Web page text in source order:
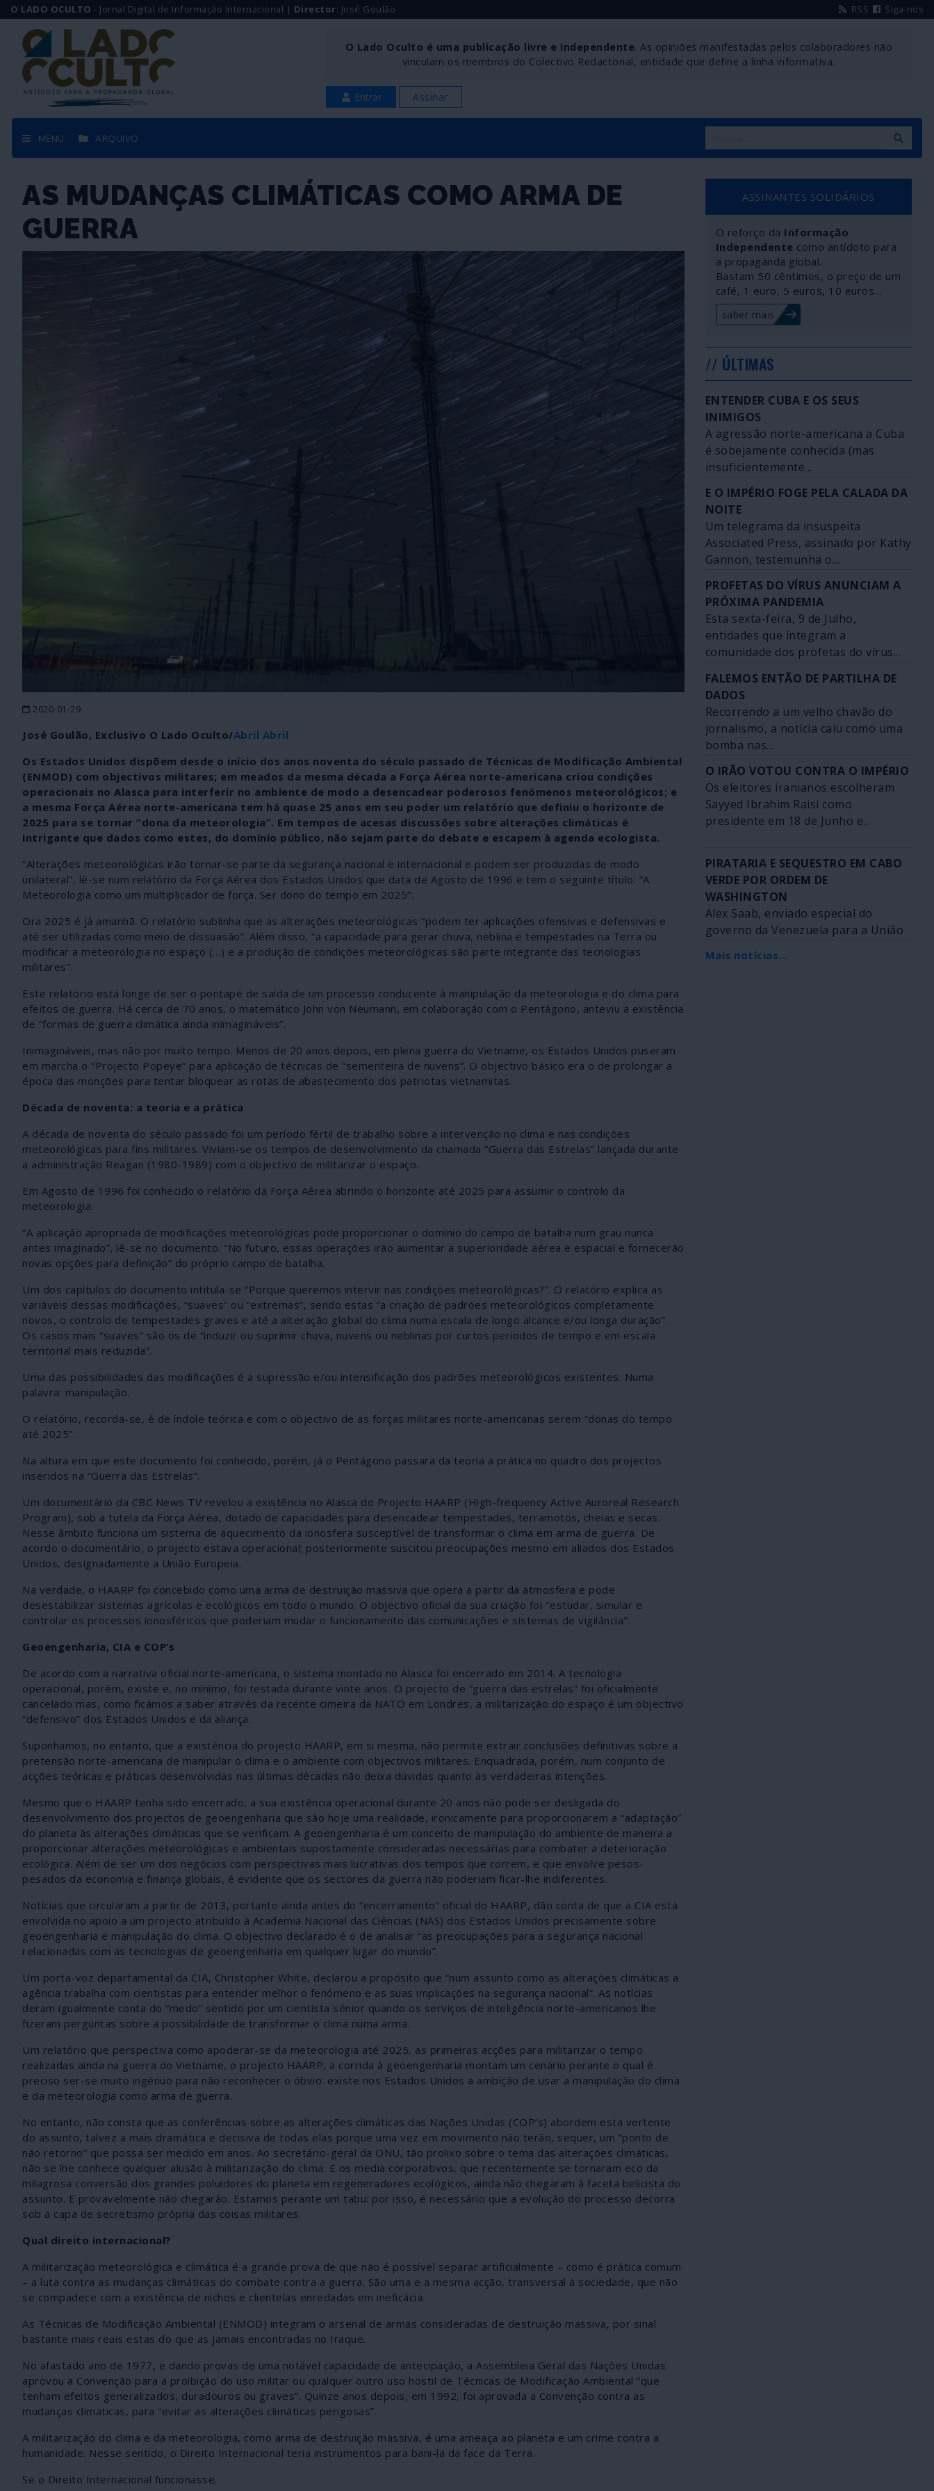
O LADO OCULTO - Jornal Digital de Informação Internacional | Director: José Goulão RSS Siga-nos
O Lado Oculto é uma publicação livre e independente. As opiniões manifestadas pelos colaboradores não
vinculam os membros do Colectivo Redactorial, entidade que define a linha informativa.
Entrar Assinar
MENU ARQUIVO
AS MUDANÇAS CLIMÁTICAS COMO ARMA DE
GUERRA
2020-01-29
José Goulão, Exclusivo O Lado Oculto/Abril Abril
Os Estados Unidos dispõem desde o início dos anos noventa do século passado de Técnicas de Modificação Ambiental
(ENMOD) com objectivos militares; em meados da mesma década a Força Aérea norte-americana criou condições
operacionais no Alasca para interferir no ambiente de modo a desencadear poderosos fenómenos meteorológicos; e
a mesma Força Aérea norte-americana tem há quase 25 anos em seu poder um relatório que definiu o horizonte de
2025 para se tornar “dona da meteorologia”. Em tempos de acesas discussões sobre alterações climáticas é
intrigante que dados como estes, do domínio público, não sejam parte do debate e escapem à agenda ecologista.
“Alterações meteorológicas irão tornar-se parte da segurança nacional e internacional e podem ser produzidas de modo
unilateral”, lê-se num relatório da Força Aérea dos Estados Unidos que data de Agosto de 1996 e tem o seguinte título: “A
Meteorologia como um multiplicador de força. Ser dono do tempo em 2025”.
Ora 2025 é já amanhã. O relatório sublinha que as alterações meteorológicas “podem ter aplicações ofensivas e defensivas e
até ser utilizadas como meio de dissuasão”. Além disso, “a capacidade para gerar chuva, neblina e tempestades na Terra ou
modificar a meteorologia no espaço (…) e a produção de condições meteorológicas são parte integrante das tecnologias
militares”.
Este relatório está longe de ser o pontapé de saída de um processo conducente à manipulação da meteorologia e do clima para
efeitos de guerra. Há cerca de 70 anos, o matemático John von Neumann, em colaboração com o Pentágono, anteviu a existência
de “formas de guerra climática ainda inimagináveis”.
Inimagináveis, mas não por muito tempo. Menos de 20 anos depois, em plena guerra do Vietname, os Estados Unidos puseram
em marcha o “Projecto Popeye” para aplicação de técnicas de “sementeira de nuvens”. O objectivo básico era o de prolongar a
época das monções para tentar bloquear as rotas de abastecimento dos patriotas vietnamitas.
Década de noventa: a teoria e a prática
A década de noventa do século passado foi um período fértil de trabalho sobre a intervenção no clima e nas condições
meteorológicas para fins militares. Viviam-se os tempos de desenvolvimento da chamada “Guerra das Estrelas” lançada durante
a administração Reagan (1980-1989) com o objectivo de militarizar o espaço.
Em Agosto de 1996 foi conhecido o relatório da Força Aérea abrindo o horizonte até 2025 para assumir o controlo da
meteorologia.
“A aplicação apropriada de modificações meteorológicas pode proporcionar o domínio do campo de batalha num grau nunca
antes imaginado”, lê-se no documento. “No futuro, essas operações irão aumentar a superioridade aérea e espacial e fornecerão
novas opções para definição” do próprio campo de batalha.
Um dos capítulos do documento intitula-se “Porque queremos intervir nas condições meteorológicas?”. O relatório explica as
variáveis dessas modificações, “suaves” ou “extremas”, sendo estas “a criação de padrões meteorológicos completamente
novos, o controlo de tempestades graves e até a alteração global do clima numa escala de longo alcance e/ou longa duração”.
Os casos mais “suaves” são os de “induzir ou suprimir chuva, nuvens ou neblinas por curtos períodos de tempo e em escala
territorial mais reduzida”.
Uma das possibilidades das modificações é a supressão e/ou intensificação dos padrões meteorológicos existentes. Numa
palavra: manipulação.
O relatório, recorda-se, é de índole teórica e com o objectivo de as forças militares norte-americanas serem “donas do tempo
até 2025”.
Na altura em que este documento foi conhecido, porém, já o Pentágono passara da teoria à prática no quadro dos projectos
inseridos na “Guerra das Estrelas”.
Um documentário da CBC News TV revelou a existência no Alasca do Projecto HAARP (High-frequency Active Auroreal Research
Program), sob a tutela da Força Aérea, dotado de capacidades para desencadear tempestades, terramotos, cheias e secas.
Nesse âmbito funciona um sistema de aquecimento da ionosfera susceptível de transformar o clima em arma de guerra. De
acordo o documentário, o projecto estava operacional; posteriormente suscitou preocupações mesmo em aliados dos Estados
Unidos, designadamente a União Europeia.
Na verdade, o HAARP foi concebido como uma arma de destruição massiva que opera a partir da atmosfera e pode
desestabilizar sistemas agrícolas e ecológicos em todo o mundo. O objectivo oficial da sua criação foi "estudar, simular e
controlar os processos ionosféricos que poderiam mudar o funcionamento das comunicações e sistemas de vigilância".
Geoengenharia, CIA e COP’s
De acordo com a narrativa oficial norte-americana, o sistema montado no Alasca foi encerrado em 2014. A tecnologia
operacional, porém, existe e, no mínimo, foi testada durante vinte anos. O projecto de “guerra das estrelas” foi oficialmente
cancelado mas, como ficámos a saber através da recente cimeira da NATO em Londres, a militarização do espaço é um objectivo
“defensivo” dos Estados Unidos e da aliança.
Suponhamos, no entanto, que a existência do projecto HAARP, em si mesma, não permite extrair conclusões definitivas sobre a
pretensão norte-americana de manipular o clima e o ambiente com objectivos militares. Enquadrada, porém, num conjunto de
acções teóricas e práticas desenvolvidas nas últimas décadas não deixa dúvidas quanto às verdadeiras intenções.
Mesmo que o HAARP tenha sido encerrado, a sua existência operacional durante 20 anos não pode ser desligada do
desenvolvimento dos projectos de geoengenharia que são hoje uma realidade, ironicamente para proporcionarem a “adaptação”
do planeta às alterações climáticas que se verificam. A geoengenharia é um conceito de manipulação do ambiente de maneira a
proporcionar alterações meteorológicas e ambientais supostamente consideradas necessárias para combater a deterioração
ecológica. Além de ser um dos negócios com perspectivas mais lucrativas dos tempos que correm, e que envolve pesos-
pesados da economia e finança globais, é evidente que os sectores da guerra não poderiam ficar-lhe indiferentes.
Notícias que circularam a partir de 2013, portanto ainda antes do “encerramento” oficial do HAARP, dão conta de que a CIA está
envolvida no apoio a um projecto atribuído à Academia Nacional das Ciências (NAS) dos Estados Unidos precisamente sobre
geoengenharia e manipulação do clima. O objectivo declarado é o de analisar “as preocupações para a segurança nacional
relacionadas com as tecnologias de geoengenharia em qualquer lugar do mundo”.
Um porta-voz departamental da CIA, Christopher White, declarou a propósito que “num assunto como as alterações climáticas a
agência trabalha com cientistas para entender melhor o fenómeno e as suas implicações na segurança nacional”. As notícias
deram igualmente conta do “medo” sentido por um cientista sénior quando os serviços de inteligência norte-americanos lhe
fizeram perguntas sobre a possibilidade de transformar o clima numa arma.
Um relatório que perspectiva como apoderar-se da meteorologia até 2025, as primeiras acções para militarizar o tempo
realizadas ainda na guerra do Vietname, o projecto HAARP, a corrida à geoengenharia montam um cenário perante o qual é
preciso ser-se muito ingénuo para não reconhecer o óbvio: existe nos Estados Unidos a ambição de usar a manipulação do clima
e da meteorologia como arma de guerra.
No entanto, não consta que as conferências sobre as alterações climáticas das Nações Unidas (COP’s) abordem esta vertente
do assunto, talvez a mais dramática e decisiva de todas elas porque uma vez em movimento não terão, sequer, um “ponto de
não retorno” que possa ser medido em anos. Ao secretário-geral da ONU, tão prolixo sobre o tema das alterações climáticas,
não se lhe conhece qualquer alusão à militarização do clima. E os media corporativos, que recentemente se tornaram eco da
milagrosa conversão dos grandes poluidores do planeta em regeneradores ecológicos, ainda não chegaram à faceta belicista do
assunto. E provavelmente não chegarão. Estamos perante um tabu: por isso, é necessário que a evolução do processo decorra
sob a capa de secretismo própria das coisas militares.
Qual direito internacional?
A militarização meteorológica e climática é a grande prova de que não é possível separar artificialmente – como é prática comum
– a luta contra as mudanças climáticas do combate contra a guerra. São uma e a mesma acção, transversal à sociedade, que não
se compadece com a existência de nichos e clientelas enredadas em ineficácia.
As Técnicas de Modificação Ambiental (ENMOD) integram o arsenal de armas consideradas de destruição massiva, por sinal
bastante mais reais estas do que as jamais encontradas no Iraque.
No afastado ano de 1977, e dando provas de uma notável capacidade de antecipação, a Assembleia Geral das Nações Unidas
aprovou a Convenção para a proibição do uso militar ou qualquer outro uso hostil de Técnicas de Modificação Ambiental “que
tenham efeitos generalizados, duradouros ou graves”. Quinze anos depois, em 1992, foi aprovada a Convenção contra as
mudanças climáticas, para “evitar as alterações climáticas perigosas”.
A militarização do clima e da meteorologia, como arma de destruição massiva, é uma ameaça ao planeta e um crime contra a
humanidade. Nesse sentido, o Direito Internacional teria instrumentos para bani-la da face da Terra.
Se o Direito Internacional funcionasse.
ASSINANTES SOLIDÁRIOS
O reforço da Informação
Independente como antídoto para
a propaganda global.
Bastam 50 cêntimos, o preço de um
café, 1 euro, 5 euros, 10 euros…
saber mais
// ÚLTIMAS
ENTENDER CUBA E OS SEUS
INIMIGOS
A agressão norte-americana a Cuba
é sobejamente conhecida (mas
insuficientemente...
E O IMPÉRIO FOGE PELA CALADA DA
NOITE
Um telegrama da insuspeita
Associated Press, assinado por Kathy
Gannon, testemunha o...
PROFETAS DO VÍRUS ANUNCIAM A
PRÓXIMA PANDEMIA
Esta sexta-feira, 9 de Julho,
entidades que integram a
comunidade dos profetas do vírus...
FALEMOS ENTÃO DE PARTILHA DE
DADOS
Recorrendo a um velho chavão do
jornalismo, a notícia caiu como uma
bomba nas...
O IRÃO VOTOU CONTRA O IMPÉRIO
Os eleitores iranianos escolheram
Sayyed Ibrahim Raisi como
presidente em 18 de Junho e...
PIRATARIA E SEQUESTRO EM CABO
VERDE POR ORDEM DE
WASHINGTON
Alex Saab, enviado especial do
governo da Venezuela para a União
Mais notícias...